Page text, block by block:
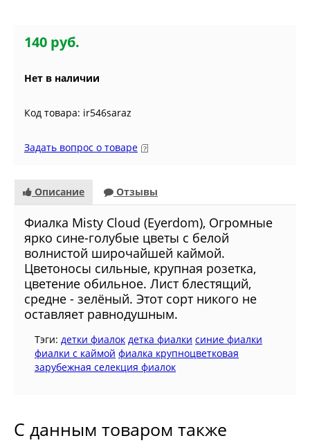
140 руб.
Нет в наличии
Код товара: ir546saraz
Задать вопрос о товаре
Описание Отзывы
Фиалка Misty Cloud (Eyerdom), Огромные
ярко сине-голубые цветы с белой
волнистой широчайшей каймой.
Цветоносы сильные, крупная розетка,
цветение обильное. Лист блестящий,
средне - зелёный. Этот сорт никого не
оставляет равно­душным.
Тэги: детки фиалок детка фиалки синие фиалки
фиалки с каймой фиалка крупноцветковая
зарубежная селекция фиалок
С данным товаром также